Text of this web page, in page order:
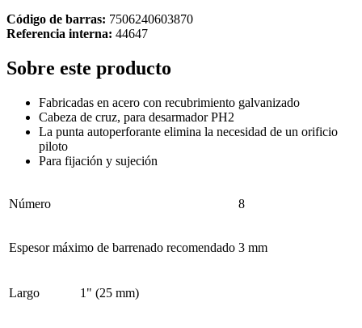
Código de barras: 7506240603870
Referencia interna: 44647
Sobre este producto
Fabricadas en acero con recubrimiento galvanizado
Cabeza de cruz, para desarmador PH2
La punta autoperforante elimina la necesidad de un orificio
piloto
Para fijación y sujeción
Número 8
Espesor máximo de barrenado recomendado 3 mm
Largo 1" (25 mm)